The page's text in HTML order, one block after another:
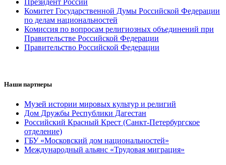
Комитет Государственной Думы Российской Федерации
по делам национальностей
Комиссия по вопросам религиозных объединений при
Правительстве Российской Федерации
Правительство Российской Федерации
Наши партнеры
Музей истории мировых культур и религий
Дом Дружбы Республики Дагестан
Российский Красный Крест (Санкт-Петербургское
отделение)
ГБУ «Московский дом национальностей»
Международный альянс «Трудовая миграция»